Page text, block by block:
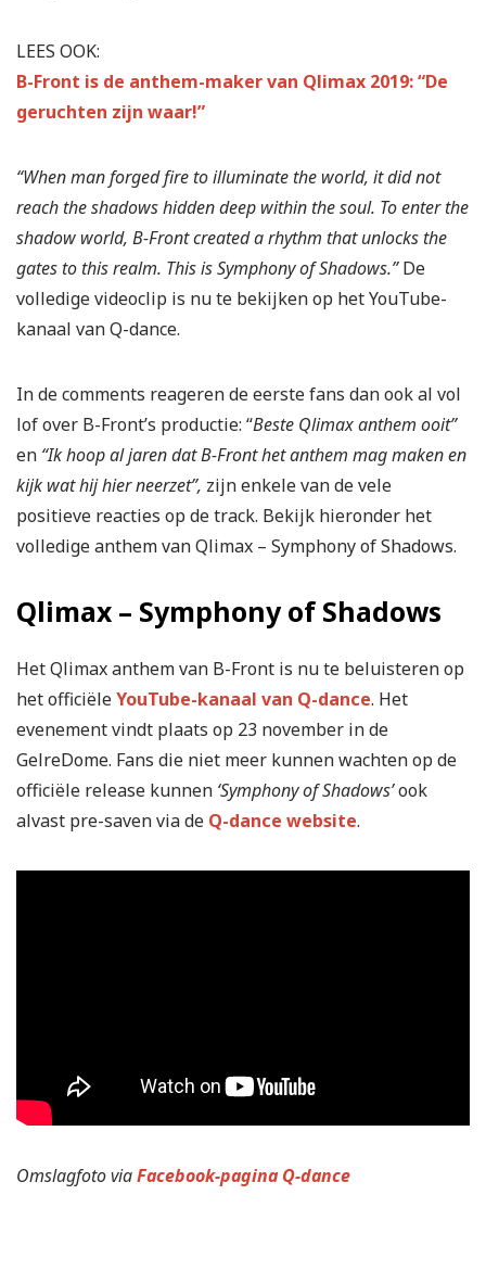
LEES OOK:
B-Front is de anthem-maker van Qlimax 2019: “De
geruchten zijn waar!”
“When man forged fire to illuminate the world, it did not
reach the shadows hidden deep within the soul. To enter the
shadow world, B-Front created a rhythm that unlocks the
gates to this realm. This is Symphony of Shadows.”De
volledige videoclip is nu te bekijken op het YouTube-
kanaal van Q-dance.
In de comments reageren de eerste fans dan ook al vol
lof over B-Front’s productie: “Beste Qlimax anthem ooit”
en “Ik hoop al jaren dat B-Front het anthem mag maken en
kijk wat hij hier neerzet”, zijn enkele van de vele
positieve reacties op de track. Bekijk hieronder het
volledige anthem van Qlimax – Symphony of Shadows.
Qlimax – Symphony of Shadows
Het Qlimax anthem van B-Front is nu te beluisteren op
het officiëleYouTube-kanaal van Q-dance. Het
evenement vindt plaats op 23 november in de
GelreDome. Fans die niet meer kunnen wachten op de
officiële release kunnen ‘Symphony of Shadows’ook
alvast pre-saven via de Q-dance website.
Omslagfoto viaFacebook-pagina Q-dance